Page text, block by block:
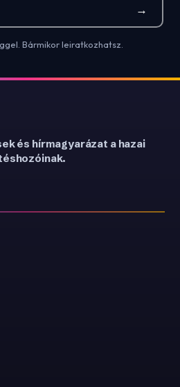
→
Bármikor leiratkozhatsz.
és hírmagyarázat a hazai